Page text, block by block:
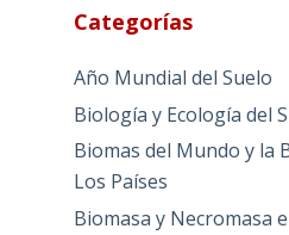
Categorías
Año Mundial del Suelo
Biología y Ecología del
Biomas del Mundo y la
Los Países
Biomasa y Necromasa